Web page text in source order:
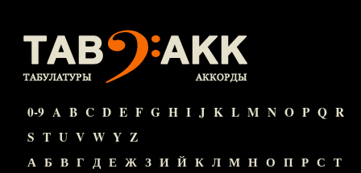
0-9 A B C D E F G H I J K L M N O P Q R
S T U V W Y Z
А Б В Г Д Е Ж З И Й К Л М Н О П Р С Т